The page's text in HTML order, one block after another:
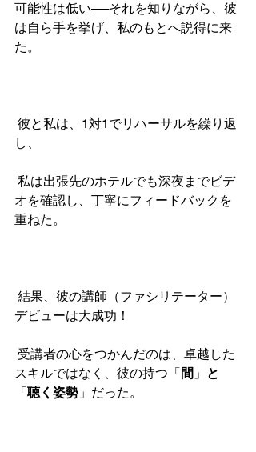
可能性は低い──それを知りながら、彼
は自ら手を挙げ、私のもとへ説得に来
た。
し、
オを確認し、丁寧にフィードバックを
重ねた。
デビューは大成功！
スキルではなく、彼の持つ「間 」 と
「聴く姿勢 」だった。